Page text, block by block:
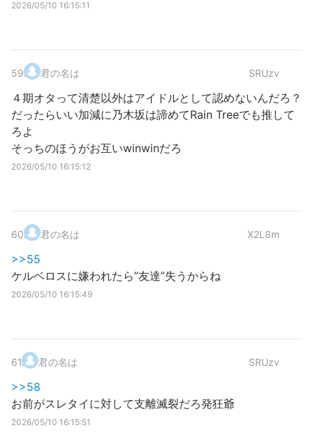
2026/05/10 16:15:11
59. 君の名は SRUzv
４期オタって清楚以外はアイドルとして認めないんだろ？
だったらいい加減に乃木坂は諦めてRain Treeでも推して
ろよ
そっちのほうがお互いwinwinだろ
2026/05/10 16:15:12
60. 君の名は X2L8m
>>55
ケルベロスに嫌われたら”友達”失うからね
2026/05/10 16:15:49
61. 君の名は SRUzv
>>58
お前がスレタイに対して支離滅裂だろ発狂爺
2026/05/10 16:15:51